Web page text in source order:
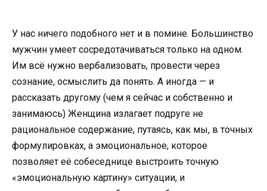
У нас ничего подобного нет и в помине. Большинство
мужчин умеет сосредотачиваться только на одном.
Им всё нужно вербализовать, провести через
сознание, осмыслить да понять. А иногда — и
рассказать другому (чем я сейчас и собственно и
занимаюсь) Женщина излагает подруге не
рациональное содержание, путаясь, как мы, в точных
формулировках, а эмоциональное, которое
позволяет её собеседнице выстроить точную
«эмоциональную картину» ситуации, и